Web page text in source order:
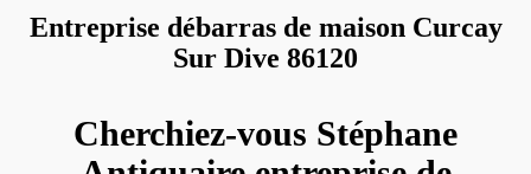
Entreprise débarras de maison Curcay
Sur Dive 86120
Cherchiez-vous Stéphane